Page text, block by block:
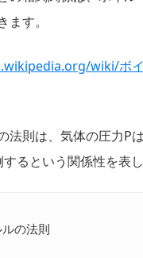
す。
wiki/ボ
法則は、気体の圧力P
るという関係性を表し
の法則